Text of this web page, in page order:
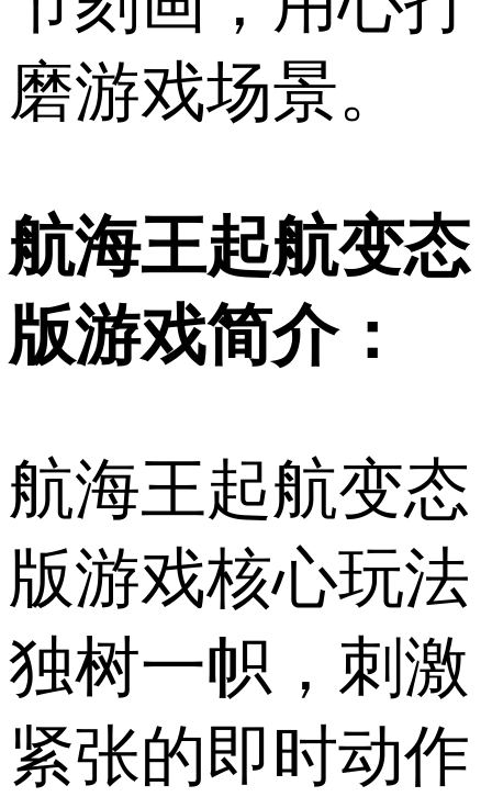
磨游戏场景。
航海王起航变态
版游戏简介：
航海王起航变态
版游戏核心玩法
独树一帜，刺激
紧张的即时动作